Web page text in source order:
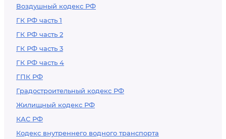
Воздушный кодекс РФ
ГК РФ часть 1
ГК РФ часть 2
ГК РФ часть 3
ГК РФ часть 4
ГПК РФ
Градостроительный кодекс РФ
Жилищный кодекс РФ
КАС РФ
Кодекс внутреннего водного транспорта